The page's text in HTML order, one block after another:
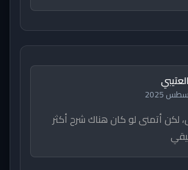
لكن أتمنى لو كان هناك شرح أكثر